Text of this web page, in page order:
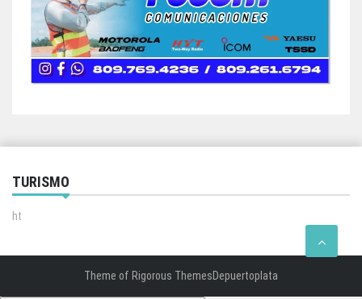
TURISMO
ht
Theme of Rigorous ThemesDepuertoplata